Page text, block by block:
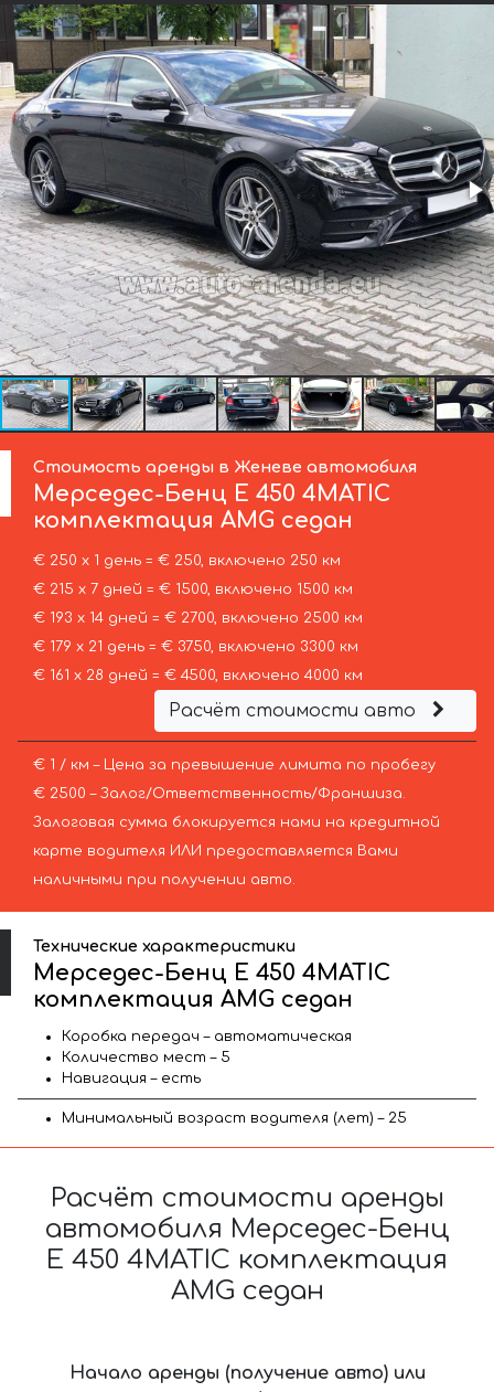
Стоимость аренды в Женеве автомобиля
Мерседес-Бенц E 450 4MATIC
комплектация AMG седан
€ 250 х 1 день = € 250, включено 250 км
€ 215 х 7 дней = € 1500, включено 1500 км
€ 193 х 14 дней = € 2700, включено 2500 км
€ 179 х 21 день = € 3750, включено 3300 км
€ 161 х 28 дней = € 4500, включено 4000 км
Расчёт стоимости авто
€ 1 / км – Цена за превышение лимита по пробегу
€ 2500 – Залог/Ответственность/Франшиза.
Залоговая сумма блокируется нами на кредитной
карте водителя ИЛИ предоставляется Вами
наличными при получении авто.
Технические характеристики
Мерседес-Бенц E 450 4MATIC
комплектация AMG седан
Коробка передач – автоматическая
Количество мест – 5
Навигация – есть
Минимальный возраст водителя (лет) – 25
Расчёт стоимости аренды
автомобиля Мерседес-Бенц
E 450 4MATIC комплектация
AMG седан
Начало аренды (получение авто) или